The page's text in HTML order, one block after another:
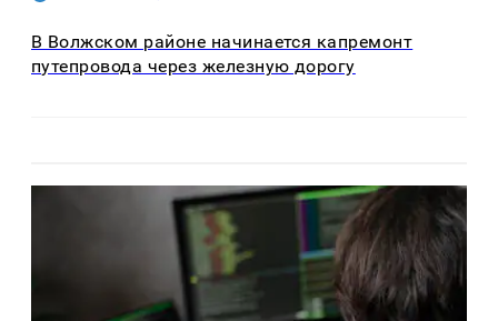
В Волжском районе начинается капремонт
путепровода через железную дорогу